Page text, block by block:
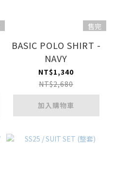
售完
BASIC POLO SHIRT -
NAVY
NT$1,340
NT$2,680
加入購物車